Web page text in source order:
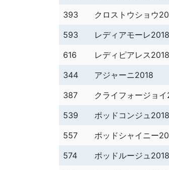
393
クロストウショウ
593
レディアモーレ2018
616
レディピアレス2018
344
アジャーニ2018
387
クライフォージョ
539
ポッドコンジュ2018
557
ポッドシャイニー
574
ポッドルージュ2018